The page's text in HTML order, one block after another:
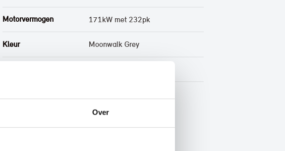
Over
Motorvermogen 171kW met 232pk
Kleur Moonwalk Grey